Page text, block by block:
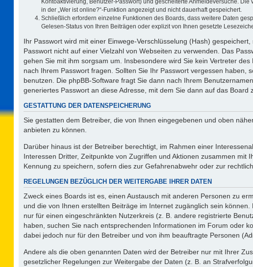
Kontoaktivierung, Benutzer-Passwort) und gescheiterte Anmeldeversuche.
in der „Wer ist online?“-Funktion angezeigt und nicht dauerhaft gespeichert.
Schließlich erfordern einzelne Funktionen des Boards, dass weitere Daten
Gelesen-Status von Ihren Beiträgen oder explizit von Ihnen gesetzte
Ihr Passwort wird mit einer Einwege-Verschlüsselung (Hash)
Passwort nicht auf einer Vielzahl von Webseiten zu verwenden. Das
gehen Sie mit ihm sorgsam um. Insbesondere wird Sie kein Vertreter
nach Ihrem Passwort fragen. Sollten Sie Ihr Passwort vergessen haben,
benutzen. Die phpBB-Software fragt Sie dann nach Ihrem
generiertes Passwort an diese Adresse, mit dem Sie dann auf das Board
GESTATTUNG DER DATENSPEICHERUNG
Sie gestatten dem Betreiber, die von Ihnen eingegebenen und oben
anbieten zu können.
Darüber hinaus ist der Betreiber berechtigt, im Rahmen einer
Interessen Dritter, Zeitpunkte von Zugriffen und Aktionen zusammen
Kennung zu speichern, sofern dies zur Gefahrenabwehr oder zur
REGELUNGEN BEZÜGLICH DER WEITERGABE IHRER DATEN
Zweck eines Boards ist es, einen Austausch mit anderen Personen zu
und die von Ihnen erstellten Beiträge im Internet zugänglich sein
nur für einen eingeschränkten Nutzerkreis (z. B. andere registrierte
haben, suchen Sie nach entsprechenden Informationen im Forum oder
dabei jedoch nur für den Betreiber und von ihm beauftragte Personen
Andere als die oben genannten Daten wird der Betreiber nur mit Ihrer
gesetzlicher Regelungen zur Weitergabe der Daten (z. B. an